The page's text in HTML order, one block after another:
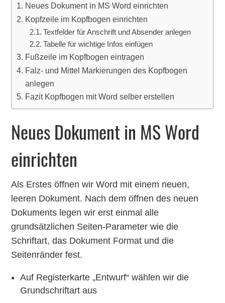
Neues Dokument in MS Word einrichten
Kopfzeile im Kopfbogen einrichten
Textfelder für Anschrift und Absender anlegen
Tabelle für wichtige Infos einfügen
Fußzeile im Kopfbogen eintragen
Falz- und Mittel Markierungen des Kopfbogen
anlegen
Fazit Kopfbogen mit Word selber erstellen
Neues Dokument in MS Word
einrichten
Als Erstes öffnen wir Word mit einem neuen,
leeren Dokument. Nach dem öffnen des neuen
Dokuments legen wir erst einmal alle
grundsätzlichen Seiten-Parameter wie die
Schriftart, das Dokument Format und die
Seitenränder fest.
Auf Registerkarte „Entwurf“ wählen wir die
Grundschriftart aus